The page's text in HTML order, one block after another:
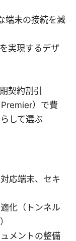
端末の接続を減
実現するデザ
契約割引
）で費
して選ぶ
応端末、セキ
化（トンネル
メントの整備